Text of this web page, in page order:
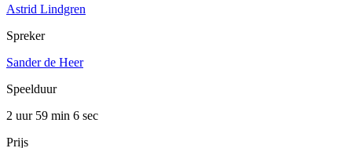
Astrid Lindgren
Spreker
Sander de Heer
Speelduur
2 uur 59 min 6 sec
Prijs